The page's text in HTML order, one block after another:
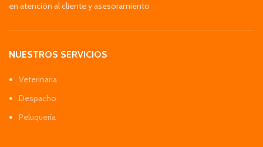
en atención al cliente y asesoramiento
NUESTROS SERVICIOS
Veterinaria
Despacho
Peluquería